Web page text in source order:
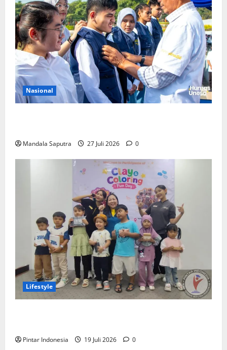
Nasional
Mandala Saputra 27 Juli 2026 0
Lifestyle
Pintar Indonesia 19 Juli 2026 0